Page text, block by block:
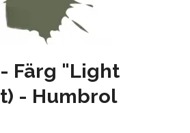
Färg "Light
- Humbrol